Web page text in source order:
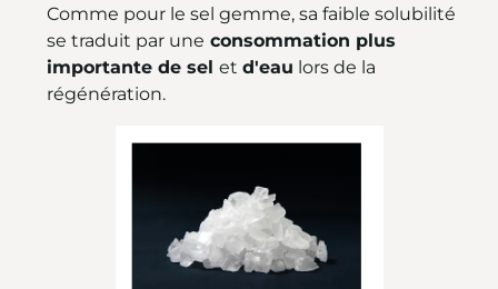
Comme pour le sel gemme, sa faible solubilité
se traduit par une consommation plus
importante de seletd'eau lors de la
régénération.